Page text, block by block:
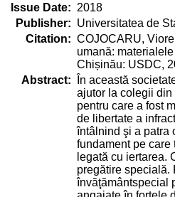
Issue Date: 2018
Publisher: Universitatea de
Citation: COJOCARU,
umană:
Chișinău: USDC,
Abstract:
În această
ajutor la colegii din
pentru care a fost
de libertate a
întâlnind şi a patra
fundament pe
legată cu iertarea.
pregătire specială.
învăţământspecial